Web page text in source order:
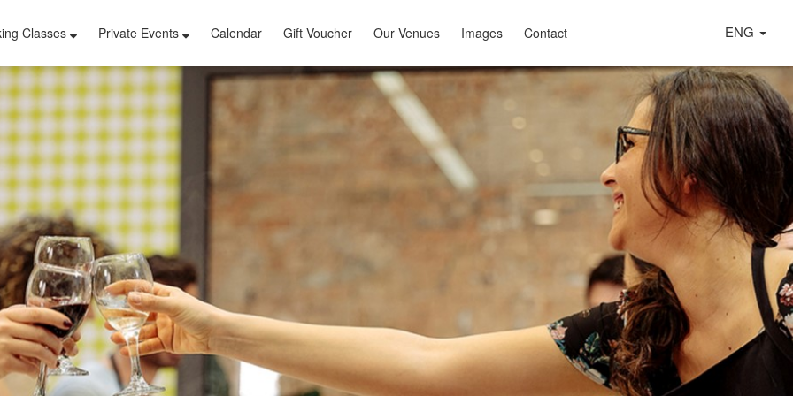
Classes Private Events Calendar Gift Voucher Our Venues Images Contact ENG